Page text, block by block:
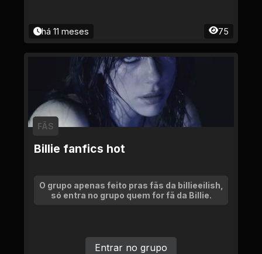
há 11 meses 75
Billie fanfics hot
FÃS
O grupo apenas feito pras fãs da billieeilish,
só entra no grupo quem for fã da Billie.
Entrar no grupo